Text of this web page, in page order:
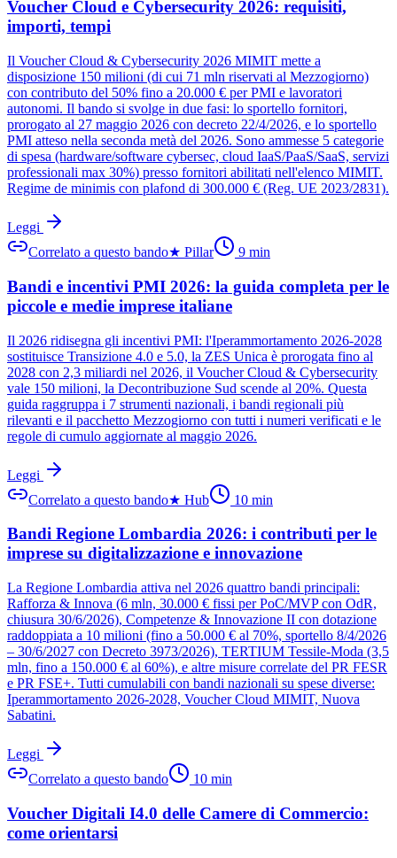
Voucher Cloud e Cybersecurity 2026: requisiti,
importi, tempi
Il Voucher Cloud & Cybersecurity 2026 MIMIT mette a
disposizione 150 milioni (di cui 71 mln riservati al Mezzogiorno)
con contributo del 50% fino a 20.000 € per PMI e lavoratori
autonomi. Il bando si svolge in due fasi: lo sportello fornitori,
prorogato al 27 maggio 2026 con decreto 22/4/2026, e lo sportello
PMI atteso nella seconda metà del 2026. Sono ammesse 5 categorie
di spesa (hardware/software cybersec, cloud IaaS/PaaS/SaaS, servizi
professionali max 30%) presso fornitori abilitati nell'elenco MIMIT.
Regime de minimis con plafond di 300.000 € (Reg. UE 2023/2831).
Leggi
Correlato a questo bando★ Pillar 9 min
Bandi e incentivi PMI 2026: la guida completa per le
piccole e medie imprese italiane
Il 2026 ridisegna gli incentivi PMI: l'Iperammortamento 2026-2028
sostituisce Transizione 4.0 e 5.0, la ZES Unica è prorogata fino al
2028 con 2,3 miliardi nel 2026, il Voucher Cloud & Cybersecurity
vale 150 milioni, la Decontribuzione Sud scende al 20%. Questa
guida raggruppa i 7 strumenti nazionali, i bandi regionali più
rilevanti e il pacchetto Mezzogiorno con tutti i numeri verificati e le
regole di cumulo aggiornate al maggio 2026.
Leggi
Correlato a questo bando★ Hub 10 min
Bandi Regione Lombardia 2026: i contributi per le
imprese su digitalizzazione e innovazione
La Regione Lombardia attiva nel 2026 quattro bandi principali:
Rafforza & Innova (6 mln, 30.000 € fissi per PoC/MVP con OdR,
chiusura 30/6/2026), Competenze & Innovazione II con dotazione
raddoppiata a 10 milioni (fino a 50.000 € al 70%, sportello 8/4/2026
– 30/6/2027 con Decreto 3973/2026), TERTIUM Tessile-Moda (3,5
mln, fino a 150.000 € al 60%), e altre misure correlate del PR FESR
e PR FSE+. Tutti cumulabili con bandi nazionali su spese diverse:
Iperammortamento 2026-2028, Voucher Cloud MIMIT, Nuova
Sabatini.
Leggi
Correlato a questo bando
10 min
Voucher Digitali I4.0 delle Camere di Commercio:
come orientarsi